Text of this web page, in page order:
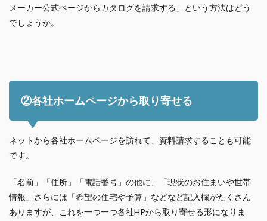
メーカー公式ページからカタログを請求する」という方法はどう
でしょうか。
②各社ホームページから取り寄せる
ネットから各社ホームページを訪れて、資料請求することも可能
です。
「名前」「住所」「電話番号」の他に、「現状のお住まいや世帯
情報」さらには「希望の住宅や予算」などなど記入欄がたくさん
ありますが、これを一つ一つ各社HPから取り寄せる形になりま